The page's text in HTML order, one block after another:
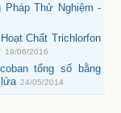
Pháp Thử Nghiệm -
Chất Trichlorfon
19/06/2016
tổng số bằng
24/05/2014